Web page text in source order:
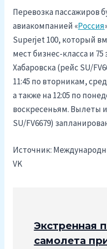
Перевозка пассажиров
авиакомпанией «Россия
Superjet 100, который
мест бизнес-класса и
Хабаровска (рейс SU/
11:45 по вторникам,
а также на 12:05 по
воскресеньям. Вылеты
SU/FV6679)
Источник:
VK
Экстренная
самолета